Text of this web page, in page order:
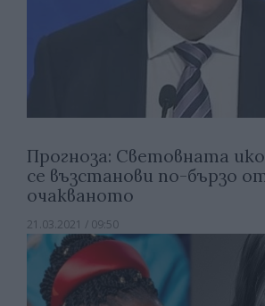
Прогноза: Световната
се възстанови по-бързо
очакваното
21.03.2021 / 09:50